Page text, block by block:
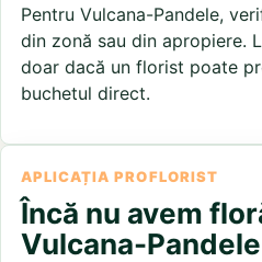
Pentru Vulcana-Pandele,
din zonă sau din apropiere.
doar dacă un florist poate
buchetul direct.
APLICAȚIA PROFLORIST
Încă nu avem
Vulcana-Pandele